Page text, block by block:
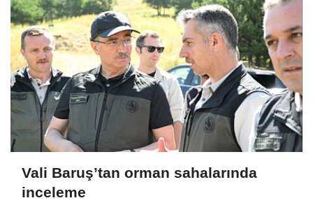
Vali Baruş’tan orman sahalarında
inceleme